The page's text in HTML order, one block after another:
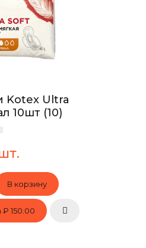
Kotex Ultra
10шт (10)
₽ 150.00